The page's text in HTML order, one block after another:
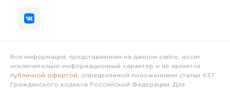
Вся информация, представленная на данном сайте, носит
исключительно информационный характер и не является
публичной офертой , определяемой положениями статьи 437
Гражданского кодекса Российской Федерации. Для